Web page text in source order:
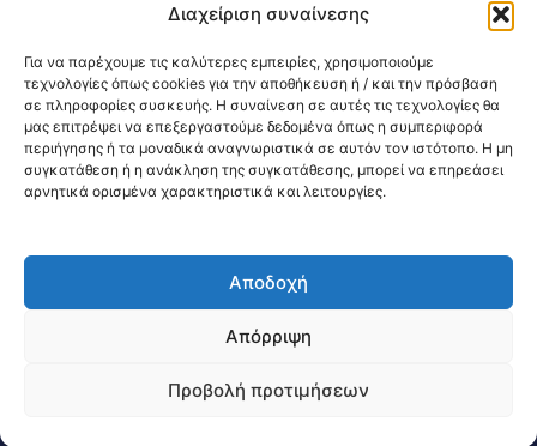
Διαχείριση συναίνεσης
Για να παρέχουμε τις καλύτερες εμπειρίες, χρησιμοποιούμε
τεχνολογίες όπως cookies για την αποθήκευση ή / και την πρόσβαση
σε πληροφορίες συσκευής. Η συναίνεση σε αυτές τις τεχνολογίες θα
μας επιτρέψει να επεξεργαστούμε δεδομένα όπως η συμπεριφορά
περιήγησης ή τα μοναδικά αναγνωριστικά σε αυτόν τον ιστότοπο. Η μη
συγκατάθεση ή η ανάκληση της συγκατάθεσης, μπορεί να επηρεάσει
αρνητικά ορισμένα χαρακτηριστικά και λειτουργίες.
Αποδοχή
Απόρριψη
Προβολή προτιμήσεων
Κοινοποίηση:
@2026 3ype.gr All rights reserved
Θεσσαλονίκη, ΕλλάδαΤηλ: +30 2311 226 200
04244 Website Visits: 1595407